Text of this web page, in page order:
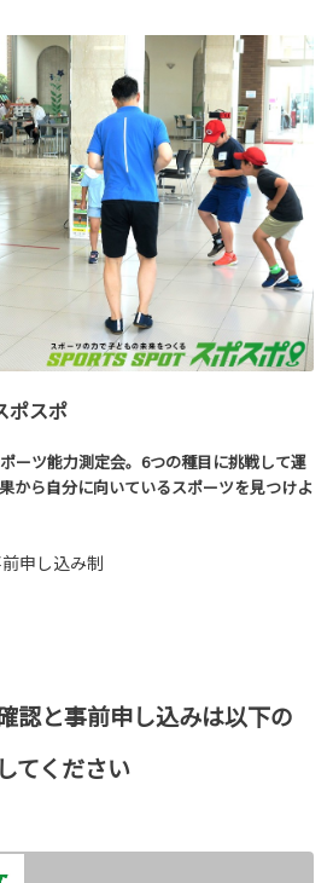
ポスポ
ーツ能力測定会。6つの種目に挑戦して運
から自分に向いているスポーツを見つけよ
申し込み制
認と事前申し込みは以下の
てください